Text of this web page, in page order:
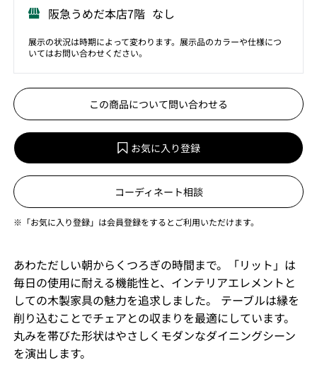
阪急うめだ本店7階 なし
展示の状況は時期によって変わります。展示品のカラーや仕様につ
いてはお問い合わせください。
この商品について問い合わせる
お気に入り登録
コーディネート相談
※「お気に入り登録」は会員登録をするとご利用いただけます。
あわただしい朝からくつろぎの時間まで。「リット」は
毎日の使用に耐える機能性と、インテリアエレメントと
しての木製家具の魅力を追求しました。 テーブルは縁を
削り込むことでチェアとの収まりを最適にしています。
丸みを帯びた形状はやさしくモダンなダイニングシーン
を演出します。